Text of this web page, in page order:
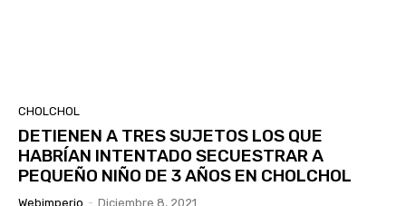
CHOLCHOL
DETIENEN A TRES SUJETOS LOS QUE
HABRÍAN INTENTADO SECUESTRAR A
PEQUEÑO NIÑO DE 3 AÑOS EN CHOLCHOL
Webimperio - Diciembre 8, 2021